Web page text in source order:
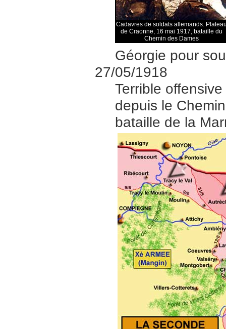
Cadavres de soldats allemands.
de Craonne, 16 mai 1917, bataille du
Chemin des Dames
Géorgie pour
27/05/1918
Terrible
depuis le
bataille de la